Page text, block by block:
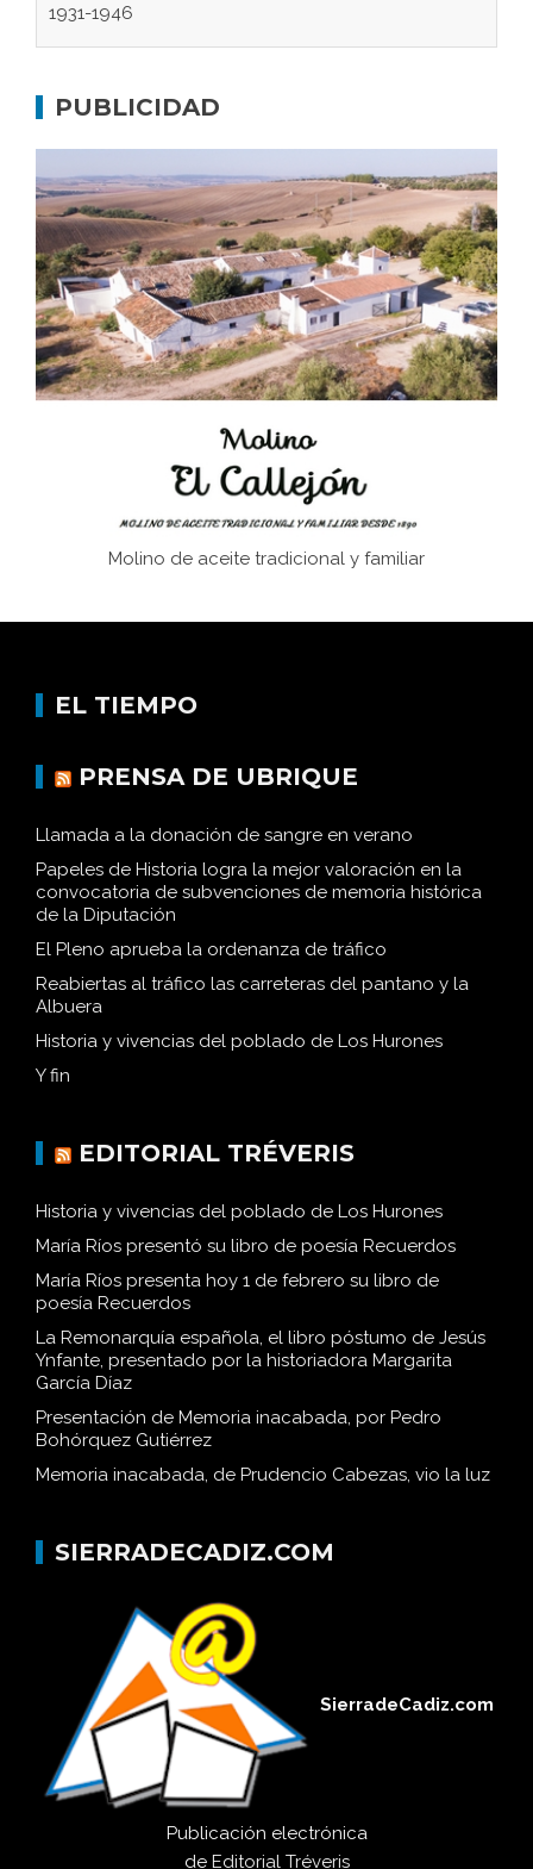
1931-1946
concentración nazis
Bornos
El Frente Popular. Ubrique, febrero-julio 1936
Juntar las letras. La alfabetización en el campo: del
afán de saber a la autogestión
Historia y vivencias del poblado de Los Hurones
PUBLICIDAD
Molino de aceite tradicional y familiar
EL TIEMPO
PRENSA DE UBRIQUE
Llamada a la donación de sangre en verano
Papeles de Historia logra la mejor valoración en la
convocatoria de subvenciones de memoria histórica
de la Diputación
El Pleno aprueba la ordenanza de tráfico
Reabiertas al tráfico las carreteras del pantano y la
Albuera
Historia y vivencias del poblado de Los Hurones
Y fin
EDITORIAL TRÉVERIS
Historia y vivencias del poblado de Los Hurones
María Ríos presentó su libro de poesía Recuerdos
María Ríos presenta hoy 1 de febrero su libro de
poesía Recuerdos
La Remonarquía española, el libro póstumo de Jesús
Ynfante, presentado por la historiadora Margarita
García Díaz
Presentación de Memoria inacabada, por Pedro
Bohórquez Gutiérrez
Memoria inacabada, de Prudencio Cabezas, vio la luz
SIERRADECADIZ.COM
SierradeCadiz.com
Publicación electrónica
de Editorial Tréveris